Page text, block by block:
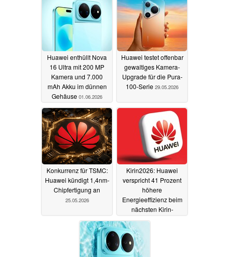
Huawei enthüllt Nova
16 Ultra mit 200 MP
Kamera und 7.000
mAh Akku im dünnen
Gehäuse 01.06.2026
Huawei testet offenbar
gewaltiges Kamera-
Upgrade für die Pura-
100-Serie 29.05.2026
Konkurrenz für TSMC:
Huawei kündigt 1,4nm-
Chipfertigung an
25.05.2026
Kirin2026: Huawei
verspricht 41 Prozent
höhere
Energieeffizienz beim
nächsten Kirin-